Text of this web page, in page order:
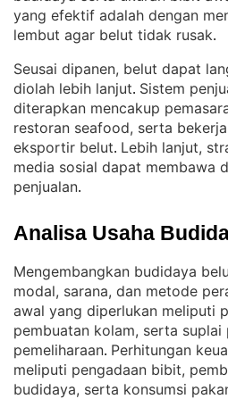
yang efektif adalah dengan
lembut agar belut tidak rusak.
Seusai dipanen, belut dapat
diolah lebih lanjut. Sistem
diterapkan mencakup
restoran seafood, serta
eksportir belut. Lebih lanjut,
media sosial dapat membawa
penjualan.
Analisa Usaha
Mengembangkan budidaya
modal, sarana, dan metode
awal yang diperlukan meliputi
pembuatan kolam, serta suplai
pemeliharaan. Perhitungan
meliputi pengadaan bibit,
budidaya, serta konsumsi